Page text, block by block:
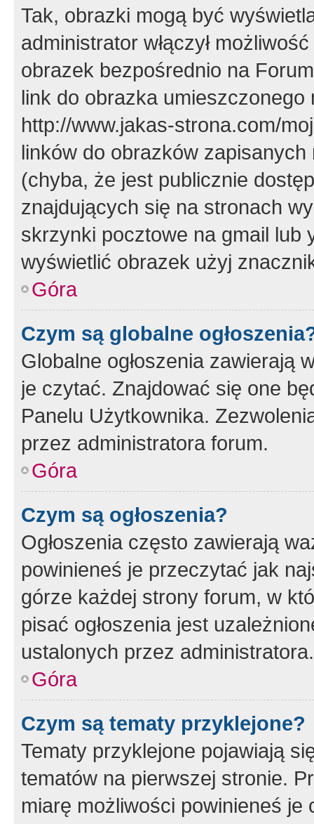
Tak, obrazki mogą być
administrator włączył
obrazek bezpośrednio na
link do obrazka
http://www.jakas-strona.com/
linków do obrazków
(chyba, że jest publicznie
znajdujących się na stronach
skrzynki pocztowe na gmail lub
wyświetlić obrazek użyj
Góra
Czym są globalne
Globalne ogłoszenia zawierają
je czytać. Znajdować się one
Panelu Użytkownika.
przez administratora forum.
Góra
Czym są ogłoszenia?
Ogłoszenia często zawierają
powinieneś je przeczytać jak
górze każdej strony forum, w
pisać ogłoszenia jest
ustalonych przez administratora.
Góra
Czym są tematy przyklejone?
Tematy przyklejone pojawiają
tematów na pierwszej stronie.
miarę możliwości powinieneś je